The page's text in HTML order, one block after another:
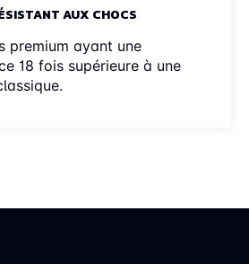
AUX CHOCS
premium ayant une
18 fois supérieure à une